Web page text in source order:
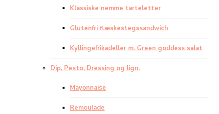
Klassiske nemme tarteletter
Glutenfri flæskestegssandwich
Kyllingefrikadeller m. Green goddess salat
Dip, Pesto, Dressing og lign.
Mayonnaise
Remoulade